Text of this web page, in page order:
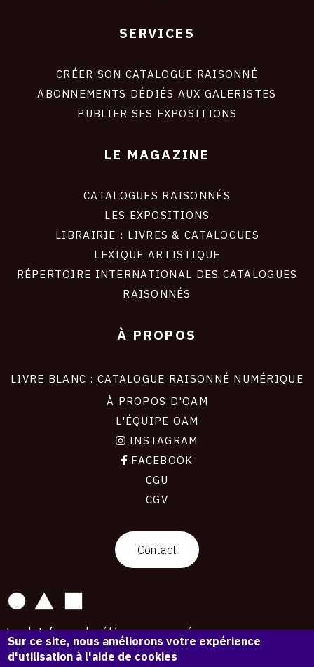
SERVICES
CRÉER SON CATALOGUE RAISONNÉ
ABONNEMENTS DÉDIÉS AUX GALERISTES
PUBLIER SES EXPOSITIONS
LE MAGAZINE
CATALOGUES RAISONNÉS
LES EXPOSITIONS
LIBRAIRIE : LIVRES & CATALOGUES
LEXIQUE ARTISTIQUE
RÉPERTOIRE INTERNATIONAL DES CATALOGUES
RAISONNÉS
À PROPOS
LIVRE BLANC : CATALOGUE RAISONNÉ NUMÉRIQUE
À PROPOS D'OAM
L'ÉQUIPE OAM
INSTAGRAM
FACEBOOK
CGU
CGV
Contact
La plateforme de référence pour créer,
conserver et promouvoir l'Histoire de l'Art.
Des catalogues raisonnés aux archives
Sur ce site, nous améliorons votre expérience
d'utilisation à l'aide de cookies